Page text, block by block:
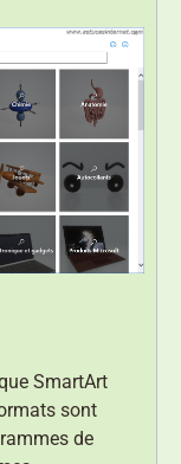
SmartArt
sont
de